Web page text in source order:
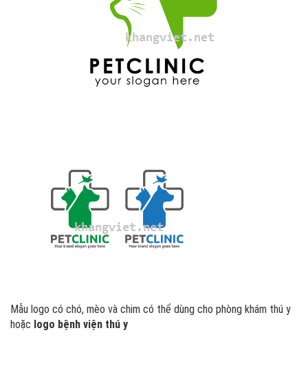
Mẫu logo có chó, mèo và chim có thể dùng cho phòng khám thú y
hoặc logo bệnh viện thú y